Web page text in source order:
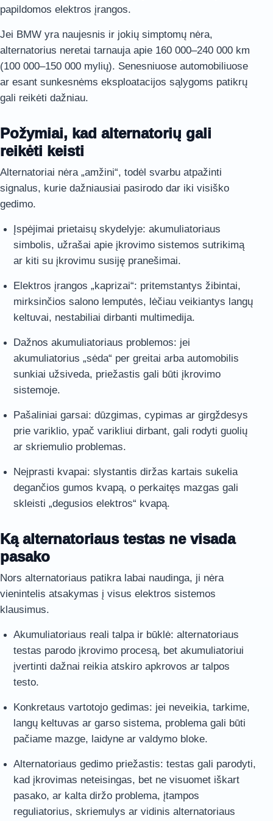
papildomos elektros įrangos.
Jei BMW yra naujesnis ir jokių simptomų nėra,
alternatorius neretai tarnauja apie 160 000–240 000 km
(100 000–150 000 mylių). Senesniuose automobiliuose
ar esant sunkesnėms eksploatacijos sąlygoms patikrų
gali reikėti dažniau.
Požymiai, kad alternatorių gali
reikėti keisti
Alternatoriai nėra „amžini“, todėl svarbu atpažinti
signalus, kurie dažniausiai pasirodo dar iki visiško
gedimo.
Įspėjimai prietaisų skydelyje: akumuliatoriaus
simbolis, užrašai apie įkrovimo sistemos sutrikimą
ar kiti su įkrovimu susiję pranešimai.
Elektros įrangos „kaprizai“: pritemstantys žibintai,
mirksinčios salono lemputės, lėčiau veikiantys langų
keltuvai, nestabiliai dirbanti multimedija.
Dažnos akumuliatoriaus problemos: jei
akumuliatorius „sėda“ per greitai arba automobilis
sunkiai užsiveda, priežastis gali būti įkrovimo
sistemoje.
Pašaliniai garsai: dūzgimas, cypimas ar girgždesys
prie variklio, ypač varikliui dirbant, gali rodyti guolių
ar skriemulio problemas.
Neįprasti kvapai: slystantis diržas kartais sukelia
degančios gumos kvapą, o perkaitęs mazgas gali
skleisti „degusios elektros“ kvapą.
Ką alternatoriaus testas ne visada
pasako
Nors alternatoriaus patikra labai naudinga, ji nėra
vienintelis atsakymas į visus elektros sistemos
klausimus.
Akumuliatoriaus reali talpa ir būklė: alternatoriaus
testas parodo įkrovimo procesą, bet akumuliatoriui
įvertinti dažnai reikia atskiro apkrovos ar talpos
testo.
Konkretaus vartotojo gedimas: jei neveikia, tarkime,
langų keltuvas ar garso sistema, problema gali būti
pačiame mazge, laidyne ar valdymo bloke.
Alternatoriaus gedimo priežastis: testas gali parodyti,
kad įkrovimas neteisingas, bet ne visuomet iškart
pasako, ar kalta diržo problema, įtampos
reguliatorius, skriemulys ar vidinis alternatoriaus